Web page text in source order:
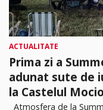
ACTUALITATE
Prima zi a
adunat sute de
la Castelul
Atmosfera de la